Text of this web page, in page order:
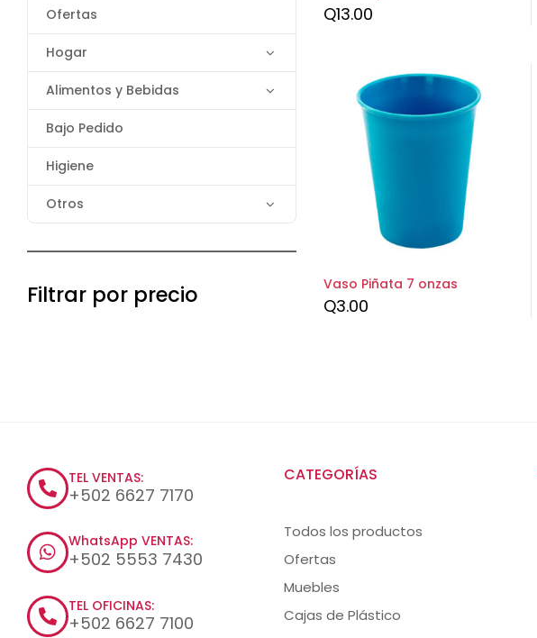
Ofertas
Hogar
Alimentos y Bebidas
Bajo Pedido
Higiene
Otros
Filtrar por precio
Q13.00
Vaso Piñata 7 onzas
Q3.00
TEL VENTAS:
+502 6627 7170
WhatsApp VENTAS:
+502 5553 7430
TEL OFICINAS:
+502 6627 7100
CATEGORÍAS
Todos los productos
Ofertas
Muebles
Cajas de Plástico